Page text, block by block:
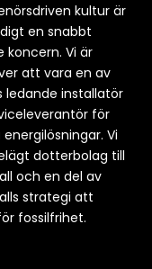
kultur är
en snabbt
koncern. Vi är
att vara en av
ledande installatör
för
Vi
dotterbolag till
och en del av
strategi att
fossilfrihet.